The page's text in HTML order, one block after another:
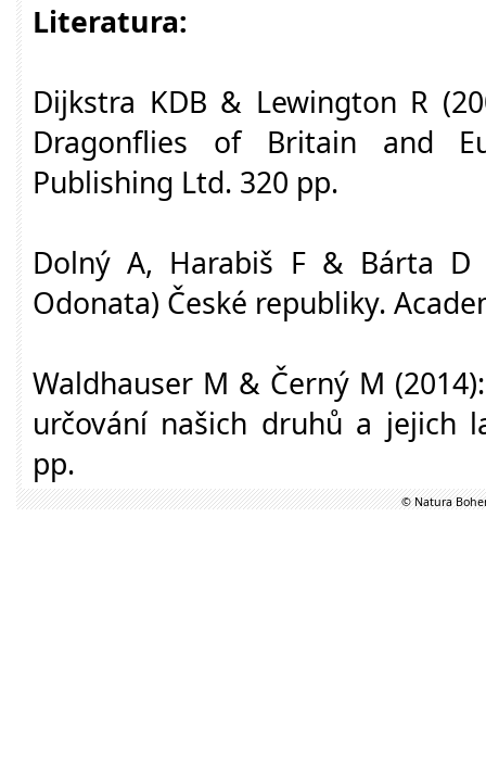
Literatura:
Dijkstra KDB & Lewington R
Dragonflies of Britain and
Publishing Ltd. 320 pp.
Dolný A, Harabiš F & Bárta D
Odonata) České republiky.
Waldhauser M & Černý M
určování našich druhů a jejich
pp.
© Natura